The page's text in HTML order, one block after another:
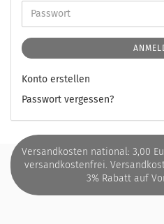
Konto erstellen
Passwort vergessen?
Versandkosten national: 3,00
versandkostenfrei.
3% Rabatt auf